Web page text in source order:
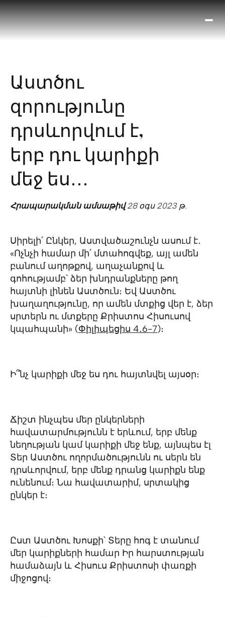
Աստծու
զորությունը
դրսևորվում է,
երբ դու կարիքի
մեջ ես․․․
Հրապարակման ամսաթիվ28 օգս 2023 թ.
Սիրելի՛ Ընկեր, Աստվածաշունչն ասում է․
«Ոչնչի համար մի՛ մտահոգվեք, այլ ամեն
բանում աղոթքով, աղաչանքով և
գոհությամբ՝ ձեր խնդրանքները թող
հայտնի լինեն Աստծուն։ Եվ Աստծու
խաղաղությունը, որ ամեն մտքից վեր է, ձեր
սրտերն ու մտքերը Քրիստոս Հիսուսով
կպահպանի» (Փիլիպեցիս 4․6-7)։
Ի՞նչ կարիքի մեջ ես դու հայտնվել այսօր։
Ճիշտ ինչպես մեր ընկերների
հավատարմությունն է երևում, երբ մենք
նեղության կամ կարիքի մեջ ենք, այնպես էլ
Տեր Աստծու ողորմածությունն ու սերն են
դրսևորվում, երբ մենք դրանց կարիքն ենք
ունենում։ Նա հավատարիմ, սրտակից
ընկեր է։
Ըստ Աստծու Խոսքի՝ Տերը հոգ է տանում
մեր կարիքների համար Իր հարստության
համաձայն և Հիսուս Քրիստոսի փառքի
միջոցով։